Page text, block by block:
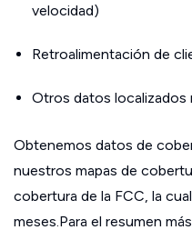
velocidad)
Retroalimentación de
Otros datos localizados
Obtenemos datos de
nuestros mapas de
cobertura de la FCC, la
meses.Para el resumen